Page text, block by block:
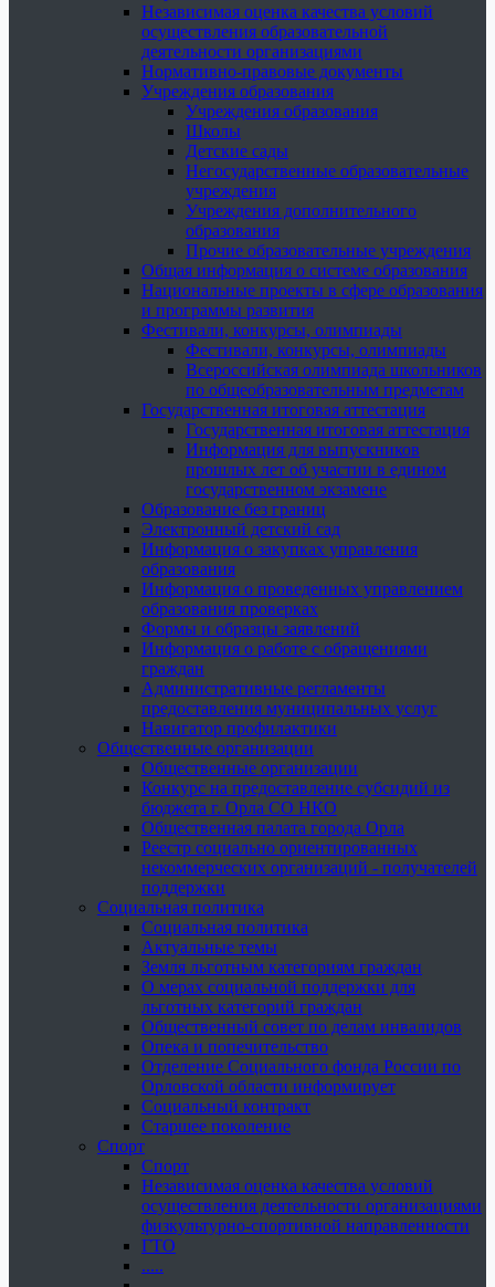
Независимая оценка качества условий
осуществления образовательной
деятельности организациями
Нормативно-правовые документы
Учреждения образования
Учреждения образования
Школы
Детские сады
Негосударственные образовательные
учреждения
Учреждения дополнительного
образования
Прочие образовательные учреждения
Общая информация о системе образования
Национальные проекты в сфере образования
и программы развития
Фестивали, конкурсы, олимпиады
Фестивали, конкурсы, олимпиады
Всероссийская олимпиада школьников
по общеобразовательным предметам
Государственная итоговая аттестация
Государственная итоговая аттестация
Информация для выпускников
прошлых лет об участии в едином
государственном экзамене
Образование без границ
Электронный детский сад
Информация о закупках управления
образования
Информация о проведенных управлением
образования проверках
Формы и образцы заявлений
Информация о работе с обращениями
граждан
Административные регламенты
предоставления муниципальных услуг
Навигатор профилактики
Общественные организации
Общественные организации
Конкурс на предоставление субсидий из
бюджета г. Орла СО НКО
Общественная палата города Орла
Реестр социально ориентированных
некоммерческих организаций - получателей
поддержки
Социальная политика
Социальная политика
Актуальные темы
Земля льготным категориям граждан
О мерах социальной поддержки для
льготных категорий граждан
Общественный совет по делам инвалидов
Опека и попечительство
Отделение Социального фонда России по
Орловской области информирует
Социальный контракт
Старшее поколение
Спорт
Спорт
Независимая оценка качества условий
осуществления деятельности организациями
физкультурно-спортивной направленности
ГТО
.....